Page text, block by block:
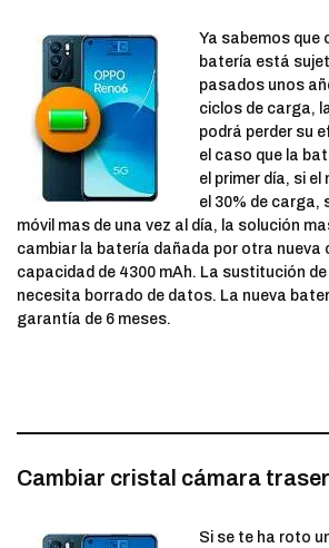
Ya sabemos que
batería está
pasados unos
ciclos de carga,
podrá perder su
el caso que la
el primer día, si
el 30% de carga,
móvil mas de una vez al día, la solución
cambiar la batería dañada por otra nueva
capacidad de 4300 mAh. La sustitución
necesita borrado de datos. La nueva
garantía de 6 meses.
Cambiar cristal cámara
Si se te ha roto